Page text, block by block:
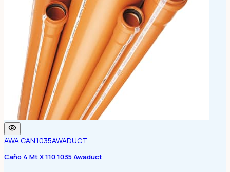
AWA.CAÑ.1035AWADUCT
Caño 4 Mt X 110 1035 Awaduct